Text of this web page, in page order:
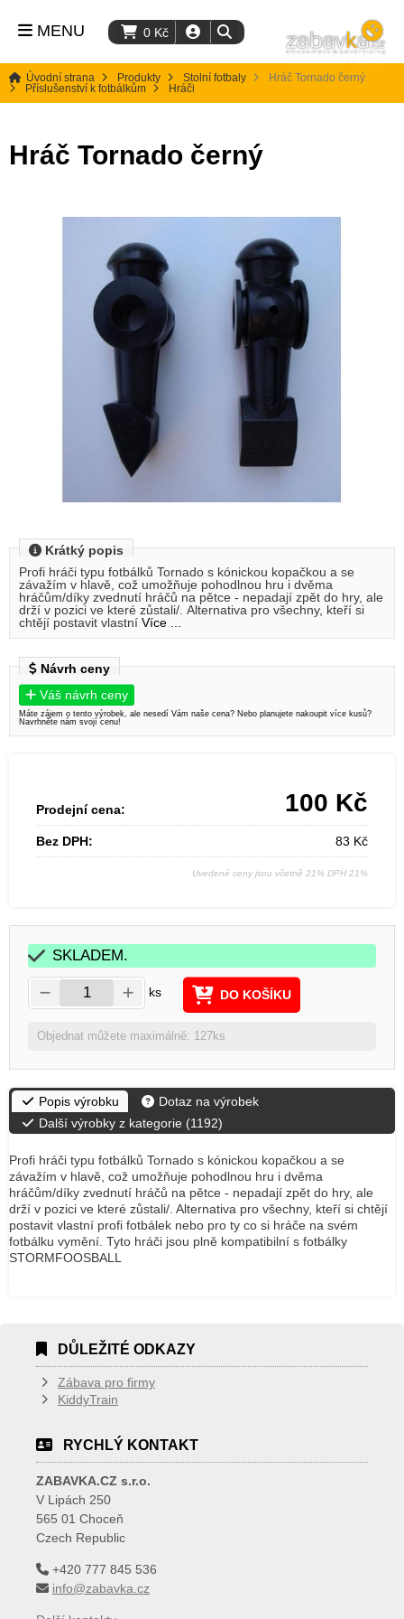
0 Kč
MENU
Úvodní strana Produkty
Stolní fotbaly
Příslušenství k fotbálkům
Hráči
Hráč Tornado černý
Hráč Tornado černý
Krátký popis
Profi hráči typu fotbálků Tornado s kónickou kopačkou a se
závažím v hlavě, což umožňuje pohodlnou hru i dvěma
hráčům/díky zvednutí hráčů na pětce - nepadají zpět do hry, ale
drží v pozici ve které zůstali/. Alternativa pro všechny, kteří si
chtějí postavit vlastní Více ...
Návrh ceny
Váš návrh ceny
Máte zájem o tento výrobek, ale nesedí Vám naše cena? Nebo planujete nakoupit více kusů?
Navrhněte nám svojí cenu!
Prodejní cena: 100 Kč
Bez DPH: 83 Kč
Uvedené ceny jsou včetně 21% DPH 21%
SKLADEM.
ks DO KOŠÍKU
Objednat můžete maximálně: 127ks
Popis výrobku
Dotaz na výrobek
Další výrobky z kategorie (1192)
Profi hráči typu fotbálků Tornado s kónickou kopačkou a se
závažím v hlavě, což umožňuje pohodlnou hru i dvěma
hráčům/díky zvednutí hráčů na pětce - nepadají zpět do hry, ale
drží v pozici ve které zůstali/. Alternativa pro všechny, kteří si chtějí
postavit vlastní profi fotbálek nebo pro ty co si hráče na svém
fotbálku vymění. Tyto hráči jsou plně kompatibilní s fotbálky
STORMFOOSBALL
DŮLEŽITÉ ODKAZY
Zábava pro firmy
KiddyTrain
RYCHLÝ KONTAKT
ZABAVKA.CZ s.r.o.
V Lipách 250
565 01 Choceň
Czech Republic
+420 777 845 536
info@zabavka.cz